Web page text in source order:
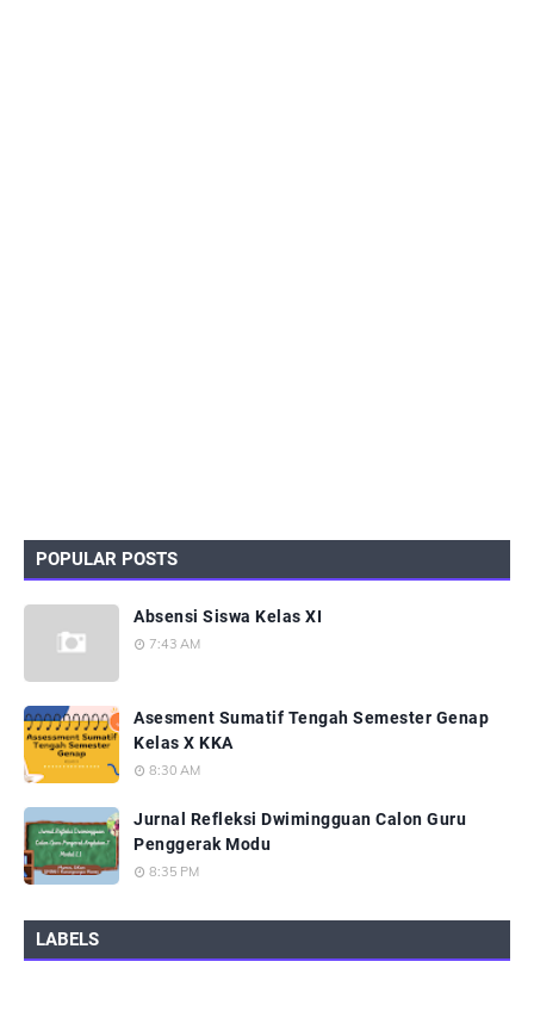
POPULAR POSTS
Absensi Siswa Kelas XI
7:43 AM
Asesment Sumatif Tengah Semester Genap
Kelas X KKA
8:30 AM
Jurnal Refleksi Dwimingguan Calon Guru
Penggerak Modu
8:35 PM
LABELS